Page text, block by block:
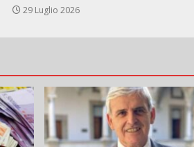
29 Luglio 2026